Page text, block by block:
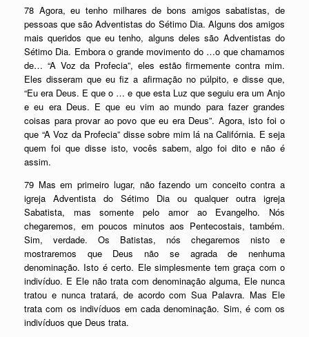
78 Agora, eu tenho milhares de bons amigos sabatistas, de
pessoas que são Adventistas do Sétimo Dia. Alguns dos amigos
mais queridos que eu tenho, alguns deles são Adventistas do
Sétimo Dia. Embora o grande movimento do …o que chamamos
de… “A Voz da Profecia”, eles estão firmemente contra mim.
Eles disseram que eu fiz a afirmação no púlpito, e disse que,
“Eu era Deus. E que o … e que esta Luz que seguiu era um Anjo
e eu era Deus. E que eu vim ao mundo para fazer grandes
coisas para provar ao povo que eu era Deus”. Agora, isto foi o
que “A Voz da Profecia” disse sobre mim lá na Califórnia. E seja
quem foi que disse isto, vocês sabem, algo foi dito e não é
assim.
79 Mas em primeiro lugar, não fazendo um conceito contra a
igreja Adventista do Sétimo Dia ou qualquer outra igreja
Sabatista, mas somente pelo amor ao Evangelho. Nós
chegaremos, em poucos minutos aos Pentecostais, também.
Sim, verdade. Os Batistas, nós chegaremos nisto e
mostraremos que Deus não se agrada de nenhuma
denominação. Isto é certo. Ele simplesmente tem graça com o
indivíduo. E Ele não trata com denominação alguma, Ele nunca
tratou e nunca tratará, de acordo com Sua Palavra. Mas Ele
trata com os indivíduos em cada denominação. Sim, é com os
indivíduos que Deus trata.